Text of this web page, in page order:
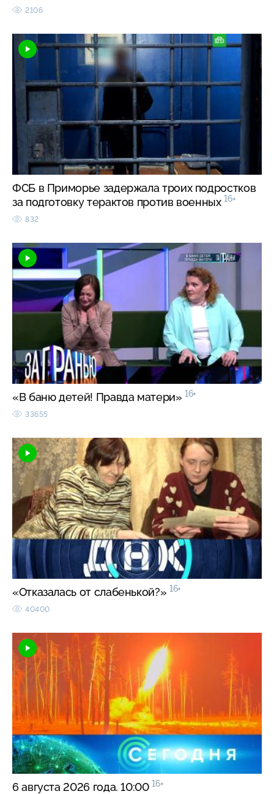
2106
ФСБ в Приморье задержала троих подростков
за подготовку терактов против военных 16+
832
«В баню детей! Правда матери» 16+
33655
«Отказалась от слабенькой?» 16+
40400
6 августа 2026 года. 10:00 16+